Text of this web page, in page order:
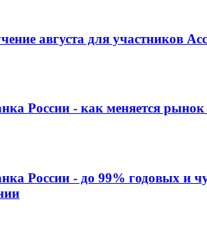
августа для участников
России - как меняется
России - до 99% годовых и